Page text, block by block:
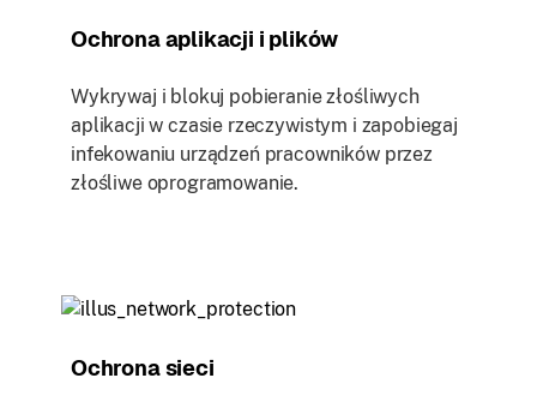
Ochrona aplikacji i plików
Wykrywaj i blokuj pobieranie złośliwych
aplikacji w czasie rzeczywistym i zapobiegaj
infekowaniu urządzeń pracowników przez
złośliwe oprogramowanie.
Ochrona sieci